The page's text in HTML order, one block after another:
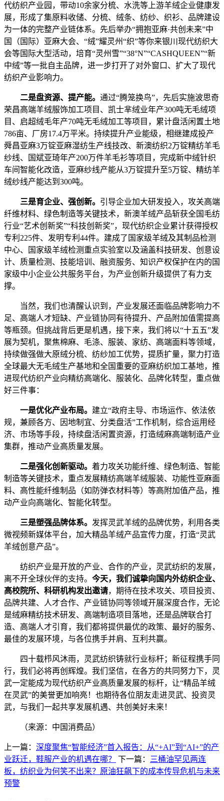
代纺织产业园，带动10余家分梳、水洗等上游羊绒企业健康发
展，形成了集原料收储、分梳、绒条、纺纱、织衫、品牌建设
为一体的完整产业链体系。先后举办“拥抱亚麻·共创未来”中
国（国际）亚麻大会、“绒”耀灵州“织”等你来银川现代纺织大
会等国际大型活动，培育“灵州雪”“38°N”“CASHQUEEN”“新
中绒”等一批自主品牌，进一步打开了对外窗口、扩大了现代
纺织产业影响力。
二是盘资源、提产能。 通过“腾笼换鸟”，先后实施波思奇
荣昌高端羊绒服饰加工项目、凯士芈绒业年产300吨无毛绒项
目、启超绒毛年产70吨无毛绒加工等项目，累计盘活闲置土地
786亩、厂房17.4万平米。持续提升产业能级，相继建成投产
舜昌亚麻3万锭亚麻湿纺生产线技改、新澳纺织2万锭精纺羊毛
纱线、国斌亚琦年产200万件羊毛衫等项目，完成新中绒针织
车间智能化改造，亚麻纱线产能从3万锭提升至5万锭、精纺羊
绒纱线产能达到300吨。
三是育企业、强创新。 引导企业加大研发投入，攻关高端
纤维材料、绿色制造等关键技术，新澳羊绒产品斩获全国毛纺
行业“艺术创新奖”“科技创新奖”，现代纺织企业累计获得授权
专利225件、发明专利44件。建成了国家级羊绒及其制品检测
中心、国家级羊绒检测重点实验室以及涵盖科技研发、创意设
计、质量检测、技能培训、融资服务、知识产权保护在内的国
家级中小企业公共服务平台，为产业创新升级提供了有力支
撑。
当然，我们也清醒认识到，产业发展还面临品牌影响力不
足、高端人才短缺、产业链协同有待提升、产品附加值需提高
等瓶颈。但挑战背后更是机遇，接下来，我们将以“十五五”发
展为契机，聚焦棉麻、毛涤、服装、家纺、高端面料等领域，
持续做强做大原绒分梳、纺纱加工优势，提质扩量，聚力打造
全球最大无毛绒生产基地和全国重要的亚麻纺织加工基地，推
进现代纺织产业向精纺高端化、服装化、品牌化转型，重点做
好三件事：
一是优化产业布局。 建立“政府主导、市场运作、依法依
规，兼顾各方、因地制宜、分类盘活”工作机制，综合运用经
济、市场等手段，持续盘活闲置资源，打造绒麻高端制造产业
集群，推动产业高质量发展。
二是强化创新驱动。 着力攻关功能纤维、绿色制造、智能
制造等关键技术，重点发展精纺高端羊绒服装、功能性亚麻面
料、高性能纤维制品（如防弹衣材料等）等高附加值产品，推
动产业向高端化、智能化转型。
三是塑强品牌体系。 发挥灵武羊绒的品牌优势，利用各类
微视频新媒体平台，加大精品羊绒产品宣传力度，打造“灵武
羊绒创意产品”。
纺织产业是开放的产业、合作的产业，灵武纺织的发展，
离不开全球伙伴的支持。 今天，我们诚挚向国内外纺织企业、
高校院所、科研机构发出邀请，期待在技术攻关、项目投资、
品牌共建、人才合作、产业链协同等领域开展深度合作，无论
是绒麻精纺技术研发、高端制造项目落地，还是品牌联合打
造、高端人才引育，我们都将提供最优的政策、最好的服务、
最佳的发展环境，与各位携手并肩、互利共赢。
四十载栉风沐雨，灵武纺织铸就行业标杆；新征程携手同
行，我们必将再创辉煌。我们坚信，在各方的共同努力下，灵
武一定能成为现代纺织产业高质量发展的标杆，让“精品羊绒
在灵武”的美誉更加响亮！也期待各位朋友走进灵武、投资灵
武，与我们一起共享发展机遇、共创美好未来！
（来源：中国消费品）
上一篇： 深度聚焦“智能经济”首入报告：从“+AI”到“AI+”的产
业跃迁，鞋服产业的机遇在哪？
下一篇：
三桶油罕见两连
板，纺织业为何笑不出来？原油狂飙下的成本传导危机与未来
预警